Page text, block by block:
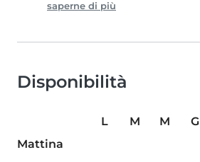
saperne di più
Disponibilità
L M M G
Mattina